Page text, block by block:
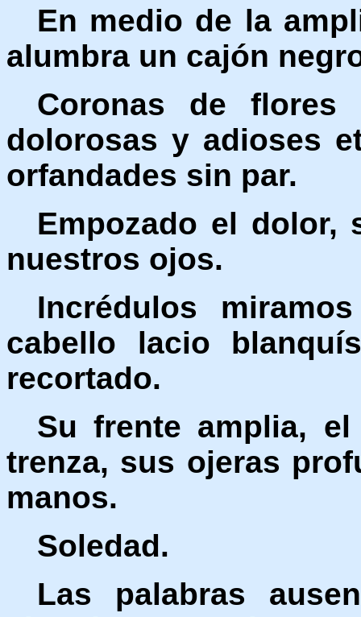
En medio de la
alumbra un cajón
Coronas de flores
dolorosas y adioses
orfandades sin par.
Empozado el dolor,
nuestros ojos.
Incrédulos
cabello lacio
recortado.
Su frente amplia,
trenza, sus ojeras
manos.
Soledad.
Las palabras